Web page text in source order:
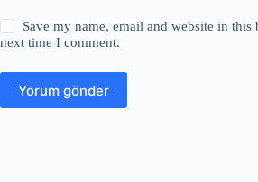
Save my name, email and website in this
next time I comment.
Yorum gönder